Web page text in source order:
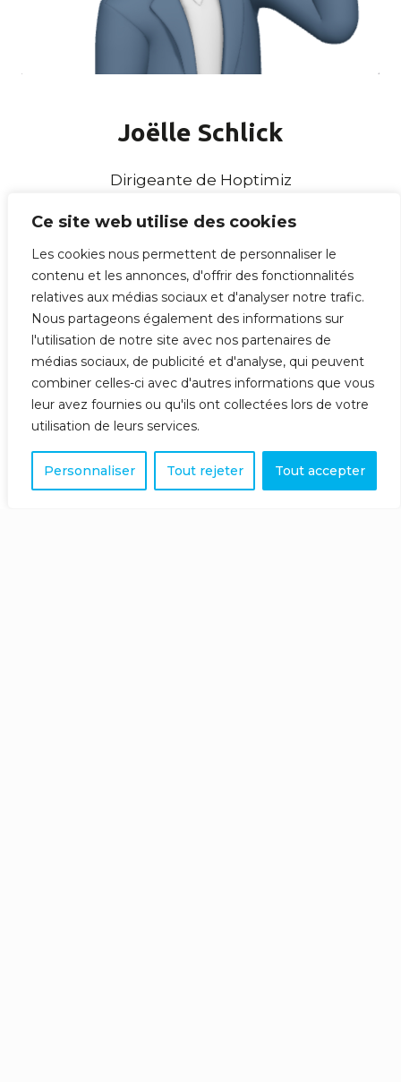
Ce site web utilise des cookies
Les cookies nous permettent de personnaliser le
contenu et les annonces, d'offrir des fonctionnalités
relatives aux médias sociaux et d'analyser notre trafic.
Nous partageons également des informations sur
l'utilisation de notre site avec nos partenaires de
médias sociaux, de publicité et d'analyse, qui peuvent
combiner celles-ci avec d'autres informations que vous
leur avez fournies ou qu'ils ont collectées lors de votre
utilisation de leurs services.
Personnaliser Tout rejeter Tout accepter
Joëlle Schlick
Dirigeante de Hoptimiz